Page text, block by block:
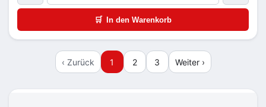
🛒 In den Warenkorb
‹ Zurück 1 2 3 Weiter ›